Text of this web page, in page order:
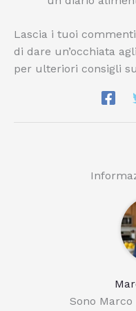
Lascia i tuoi
di dare un’occhiata
per ulteriori consigli
Sono